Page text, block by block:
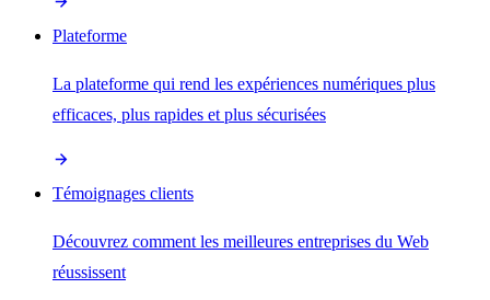
Plateforme
La plateforme qui rend les expériences numériques plus
efficaces, plus rapides et plus sécurisées
Témoignages clients
Découvrez comment les meilleures entreprises du Web
réussissent